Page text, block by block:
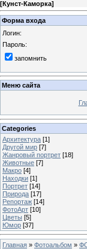
[Кунст-Каморка]
Форма входа
Логин:
Пароль:
запомнить
Меню сайта
Categories
Архитектура [1]
Другой мир [7]
Жанровый портрет [18]
Животные [7]
Макро [4]
Находки [1]
Портрет [14]
Природа [17]
Репортаж [14]
ФотоАрт [10]
Цветы [5]
Юмор [37]
Главная » Фотоальбом »